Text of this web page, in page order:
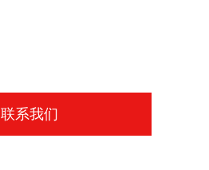
联系我们